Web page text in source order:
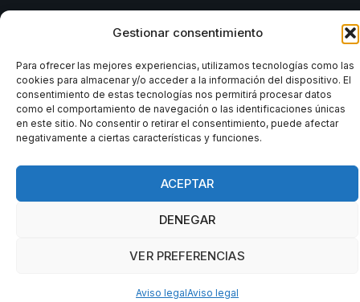
Gestionar consentimiento
Para ofrecer las mejores experiencias, utilizamos tecnologías como las
cookies para almacenar y/o acceder a la información del dispositivo. El
consentimiento de estas tecnologías nos permitirá procesar datos
como el comportamiento de navegación o las identificaciones únicas
en este sitio. No consentir o retirar el consentimiento, puede afectar
negativamente a ciertas características y funciones.
ACEPTAR
DENEGAR
VER PREFERENCIAS
Aviso legalAviso legal
Reglament internGrup Fitness Factory ClubAvís legal
Aquest lloc està protegit per reCAPTCHA i
s’apliquen laPolítica de privacitati elsTermes del
serveide Google.